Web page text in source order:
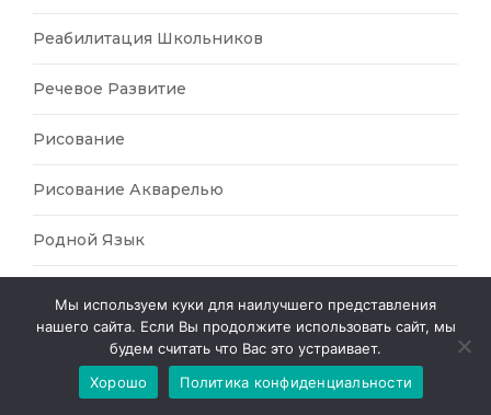
Реабилитация Школьников
Речевое Развитие
Рисование
Рисование Акварелью
Родной Язык
Русский Язык
Мы используем куки для наилучшего представления
нашего сайта. Если Вы продолжите использовать сайт, мы
будем считать что Вас это устраивает.
Хорошо
Политика конфиденциальности